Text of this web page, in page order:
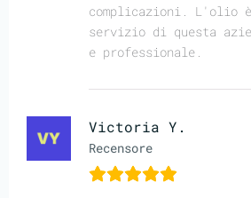
complicazioni. L'olio
servizio di questa
e professionale.
Victoria Y.
Recensore